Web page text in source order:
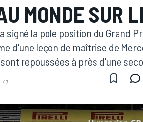
MONDE SUR
signé la pole position du Grand
d'une leçon de maîtrise de
repoussées à près d'une